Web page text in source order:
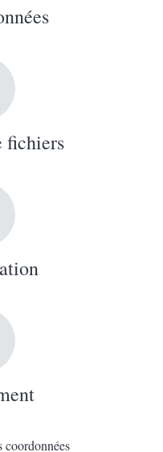
fichiers